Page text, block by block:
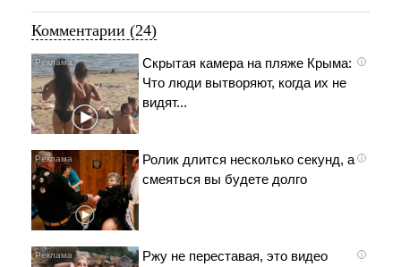
Комментарии (24)
i
Скрытая камера на пляже Крыма:
Что люди вытворяют, когда их не
видят...
i
Ролик длится несколько секунд, а
смеяться вы будете долго
i
Ржу не переставая, это видео